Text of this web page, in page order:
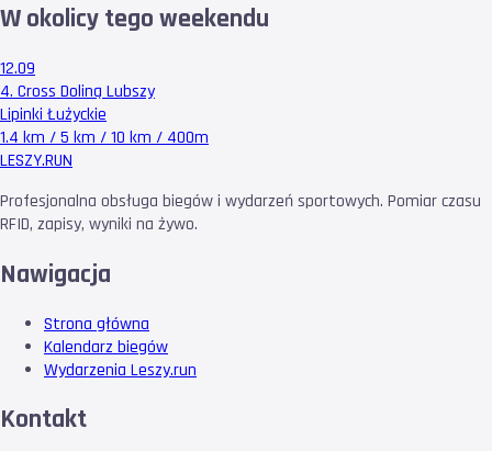
W okolicy tego weekendu
12.09
4. Cross Doliną Lubszy
Lipinki Łużyckie
1.4 km / 5 km / 10 km / 400m
LESZY.RUN
Profesjonalna obsługa biegów i wydarzeń sportowych. Pomiar czasu
RFID, zapisy, wyniki na żywo.
Nawigacja
Strona główna
Kalendarz biegów
Wydarzenia Leszy.run
Kontakt